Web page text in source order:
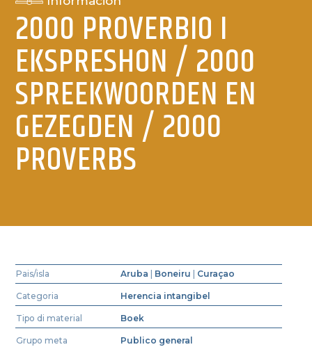
2000 PROVERBIO I
EKSPRESHON / 2000
SPREEKWOORDEN EN
GEZEGDEN / 2000
PROVERBS
Pais/isla Aruba Boneiru Curaçao
Categoria Herencia intangibel
Tipo di material Boek
Grupo meta Publico general